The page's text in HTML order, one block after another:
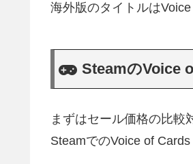
海外版のタイトルは
SteamのVoice
まずはセール価格の比較
SteamでのVoice of